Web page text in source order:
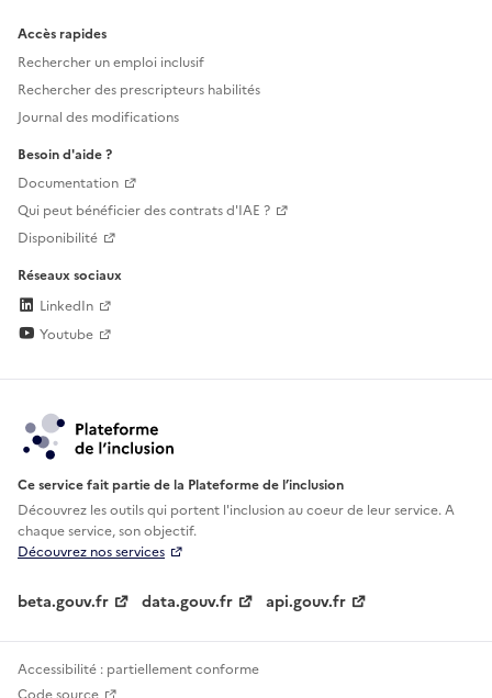
Accès rapides
Rechercher un emploi inclusif
Rechercher des prescripteurs habilités
Journal des modifications
Besoin d'aide ?
Documentation
Qui peut bénéficier des contrats d'IAE ?
Disponibilité
Réseaux sociaux
LinkedIn
Youtube
Ce service fait partie de la Plateforme de l’inclusion
Découvrez les outils qui portent l'inclusion aucoeur de leur service. A
chaque service, son objectif.
Découvrez nos services
beta.gouv.fr data.gouv.fr api.gouv.fr
Accessibilité : partiellement conforme